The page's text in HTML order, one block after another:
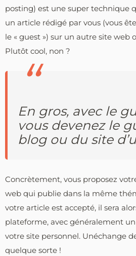
posting) est une super technique
un article rédigé par vous (vous
le « guest ») sur un autre site web
Plutôt cool, non ?
En gros, avec le
vous devenez le
blog ou du site
Concrètement, vous proposez
web qui publie dans la même
votre article est accepté, il sera
plateforme, avec généralement
votre site personnel. Unéchange
quelque sorte !